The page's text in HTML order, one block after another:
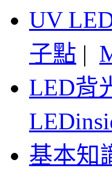
UV
子點 |
LED背
基本知